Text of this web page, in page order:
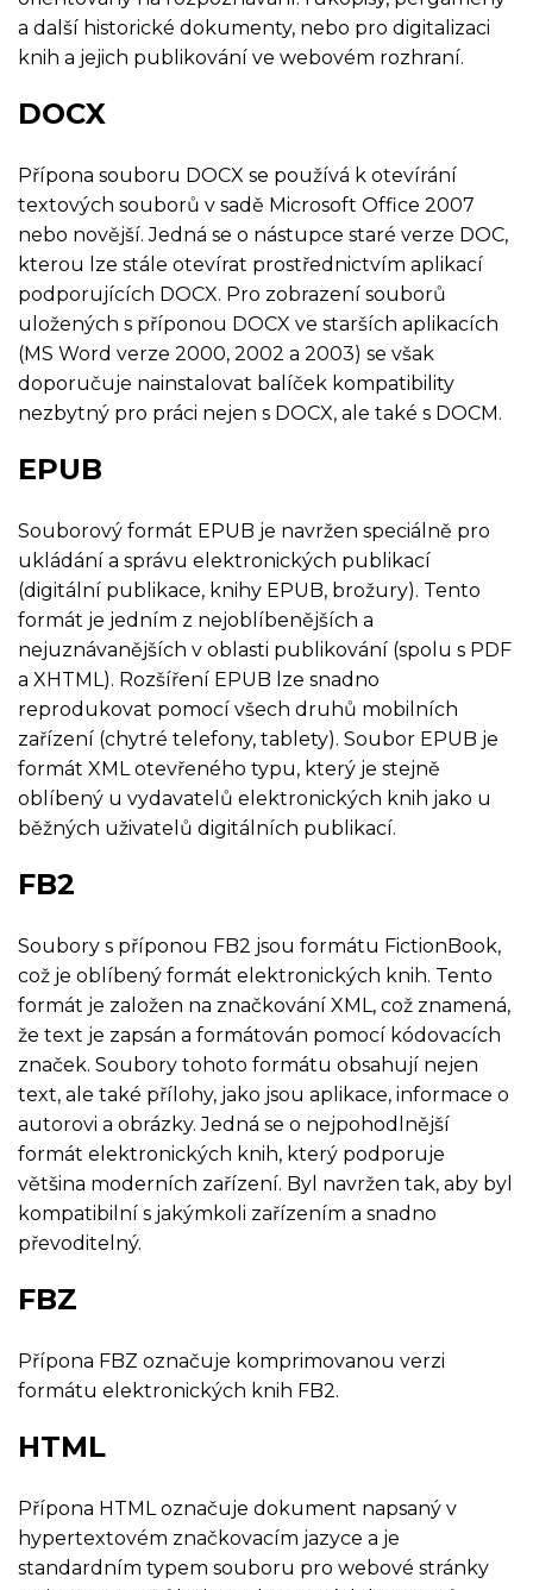
a další historické dokumenty, nebo pro digitalizaci
knih a jejich publikování ve webovém rozhraní.
DOCX
Přípona souboru DOCX se používá k otevírání
textových souborů v sadě Microsoft Office 2007
nebo novější. Jedná se o nástupce staré verze DOC,
kterou lze stále otevírat prostřednictvím aplikací
podporujících DOCX. Pro zobrazení souborů
uložených s příponou DOCX ve starších aplikacích
(MS Word verze 2000, 2002 a 2003) se však
doporučuje nainstalovat balíček kompatibility
nezbytný pro práci nejen s DOCX, ale také s DOCM.
EPUB
Souborový formát EPUB je navržen speciálně pro
ukládání a správu elektronických publikací
(digitální publikace, knihy EPUB, brožury). Tento
formát je jedním z nejoblíbenějších a
nejuznávanějších v oblasti publikování (spolu s PDF
a XHTML). Rozšíření EPUB lze snadno
reprodukovat pomocí všech druhů mobilních
zařízení (chytré telefony, tablety). Soubor EPUB je
formát XML otevřeného typu, který je stejně
oblíbený u vydavatelů elektronických knih jako u
běžných uživatelů digitálních publikací.
FB2
Soubory s příponou FB2 jsou formátu FictionBook,
což je oblíbený formát elektronických knih. Tento
formát je založen na značkování XML, což znamená,
že text je zapsán a formátován pomocí kódovacích
značek. Soubory tohoto formátu obsahují nejen
text, ale také přílohy, jako jsou aplikace, informace o
autorovi a obrázky. Jedná se o nejpohodlnější
formát elektronických knih, který podporuje
většina moderních zařízení. Byl navržen tak, aby byl
kompatibilní s jakýmkoli zařízením a snadno
převoditelný.
FBZ
Přípona FBZ označuje komprimovanou verzi
formátu elektronických knih FB2.
HTML
Přípona HTML označuje dokument napsaný v
hypertextovém značkovacím jazyce a je
standardním typem souboru pro webové stránky